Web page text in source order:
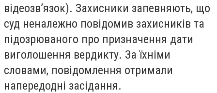
відеозв’язок). Захисники запевняють, що
суд неналежно повідомив захисників та
підозрюваного про призначення дати
виголошення вердикту. За їхніми
словами, повідомлення отримали
напередодні засідання.